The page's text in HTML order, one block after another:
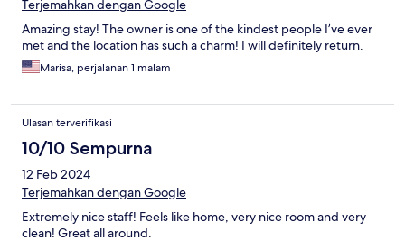
Terjemahkan dengan Google
Amazing stay! The owner is one of the kindest people I’ve ever
met and the location has such a charm! I will definitely return.
Marisa, perjalanan 1 malam
Ulasan terverifikasi
10/10 Sempurna
12 Feb 2024
Terjemahkan dengan Google
Extremely nice staff! Feels like home, very nice room and very
clean! Great all around.